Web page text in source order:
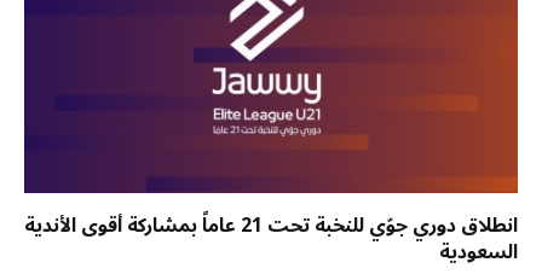
انطلاق دوري جوّي للنخبة تحت 21 عاماً بمشاركة أقوى الأندية
السعودية